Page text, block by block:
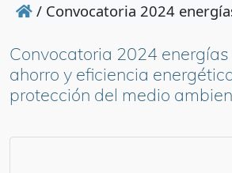
/ Convocatoria 2024
Convocatoria 2024
ahorro y eficiencia
protección del medio